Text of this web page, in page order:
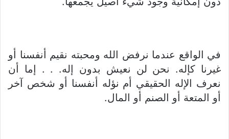
في الواقع عندما نرفض الله ومحبته نقيم أنفسنا أو
غيرنا كإله. نحن لن نعيش بدون إله. . . إما أن
نعرف الإله الحقيقي أم نؤله أنفسنا أو شخص آخر
أو المتعة أو الصنم أو المال.